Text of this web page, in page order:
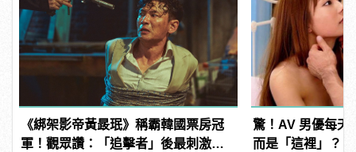
《綁架影帝黃晸珉》稱霸韓國票房冠
軍！觀眾讚：「追擊者」後最刺激的
驚！AV 男優每天
而是「這裡」？ |